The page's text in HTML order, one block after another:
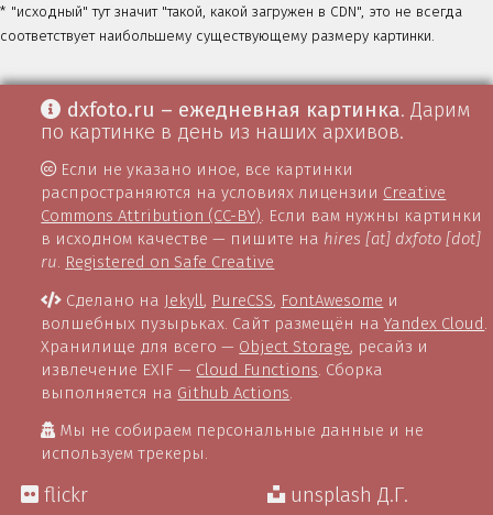
* "исходный" тут значит "такой, какой загружен в CDN", это не всегда
соответствует наибольшему существующему размеру картинки.
dxfoto.ru – ежедневная картинка. Дарим
по картинке в день из наших архивов.
Если не указано иное, все картинки
распространяются на условиях лицензии Creative
Commons Attribution (CC-BY). Если вам нужны картинки
в исходном качестве — пишите на hires [at] dxfoto [dot]
ru. Registered on Safe Creative
Сделано на Jekyll, PureCSS, FontAwesome и
волшебных пузырьках. Сайт размещён наYandex Cloud
Хранилище для всего — Object Storage, ресайз и
извлечение EXIF — Cloud Functions . Сборка
выполняется на Github Actions
Мы не собираем персональные данные и не
используем трекеры.
flickr unsplash Д.Г.